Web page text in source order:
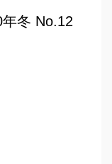
年冬 No.12